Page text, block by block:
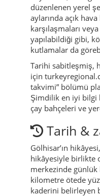
düzenlenen yerel
aylarında açık
karşılaşmaları
yapılabildiği gibi,
kutlamalar da
Tarihi sabitleşmiş,
için
takvimi” bölümü
Şimdilik en iyi bilgi
çay bahçeleri ve
Tarih &
Gölhisar’ın
hikâyesiyle birlikte
merkezinde
kilometre ötede
kaderini belirleyen